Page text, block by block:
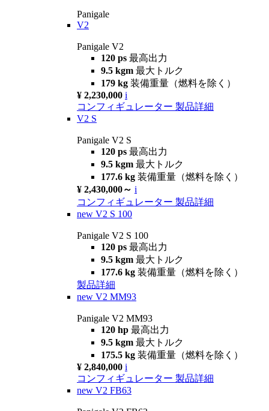
Panigale
V2
Panigale V2
120 ps 最高出力
9.5 kgm 最大トルク
179 kg 装備重量（燃料を除く）
¥ 2,230,000 i
コンフィギュレーター 製品詳細
V2 S
Panigale V2 S
120 ps 最高出力
9.5 kgm 最大トルク
177.6 kg 装備重量（燃料を除く）
¥ 2,430,000～ i
コンフィギュレーター 製品詳細
new V2 S 100
Panigale V2 S 100
120 ps 最高出力
9.5 kgm 最大トルク
177.6 kg 装備重量（燃料を除く）
製品詳細
new V2 MM93
Panigale V2 MM93
120 hp 最高出力
9.5 kgm 最大トルク
175.5 kg 装備重量（燃料を除く）
¥ 2,840,000 i
コンフィギュレーター 製品詳細
new V2 FB63